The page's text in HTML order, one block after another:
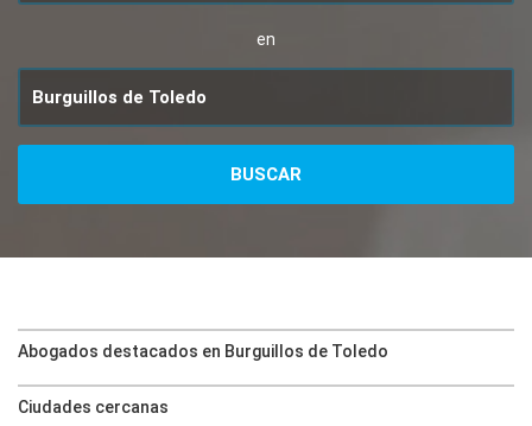
en
Abogados destacados en Burguillos de Toledo
Ciudades cercanas